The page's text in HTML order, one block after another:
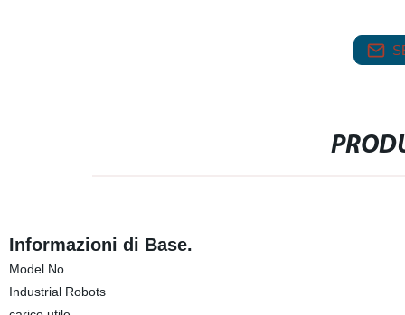
Informazioni di Base.
Model No.
Industrial Robots